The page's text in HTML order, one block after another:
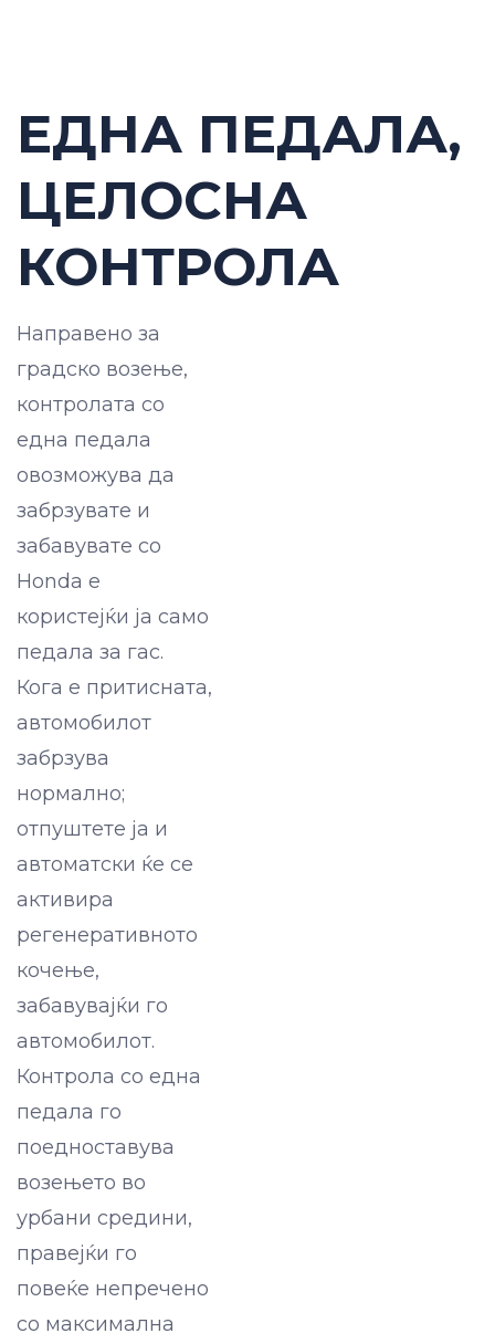
ЕДНА ПЕДАЛА,
ЦЕЛОСНА
КОНТРОЛА
Направено за
градско возење,
контролата со
една педала
овозможува да
забрзувате и
забавувате со
Honda e
користејќи ја само
педала за гас.
Кога е притисната,
автомобилот
забрзува
нормално;
отпуштете ја и
автоматски ќе се
активира
регенеративното
кочење,
забавувајќи го
автомобилот.
Контрола со една
педала го
поедноставува
возењето во
урбани средини,
правејќи го
повеќе непречено
со максимална